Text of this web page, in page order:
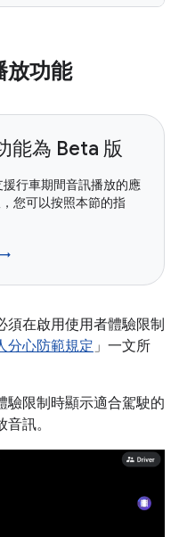
放功能
能為 Beta 版
行車期間音訊播放的應
您可以按照本節的指
→
須在啟用使用者體驗限制
分心防範規定」一文所
驗限制時顯示適合駕駛的
訊。